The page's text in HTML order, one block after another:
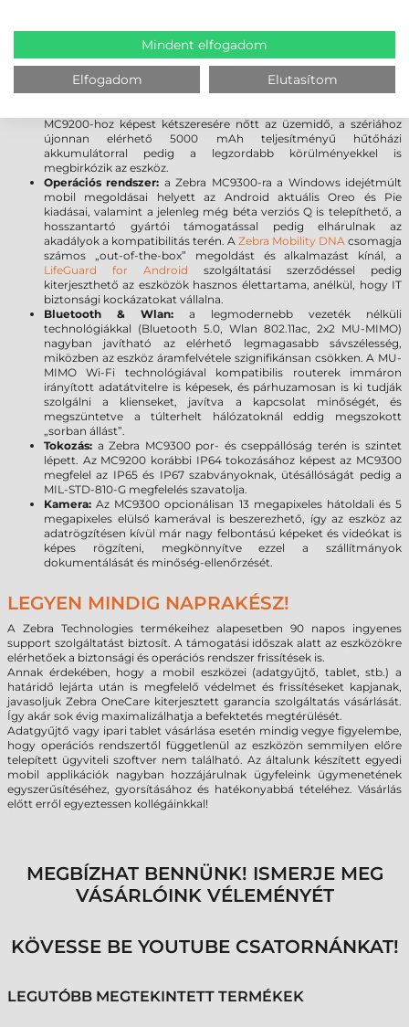
a szkenner ablak tartósságát, továbbá meggátolja a karcolások
kialakulását. A sérülésekre gyakorlatilag érzéketlen üveg törés
vagy karcolódás nélkül ellenáll a leggyakoribb leejtéseknek.
Akkumulátor:A 7000 mAh PowerPrecision+ akkumulátor a
kategória legnagyobb kapacitásával és kiemelkedő üzemidővel
MC9200-hoz képest kétszeresére nőtt az üzemidő, a szériához
újonnan elérhető 5000 mAh teljesítményű hűtőházi
akkumulátorral pedig a legzordabb körülményekkel is
megbirkózik az eszköz.
Operációs rendszer: a Zebra MC9300-ra a Windows idejétmúlt
mobil megoldásai helyett az Android aktuális Oreo és Pie
kiadásai, valamint a jelenleg még béta verziós Q is telepíthető, a
hosszantartó gyártói támogatással pedig elhárulnak az
akadályok a kompatibilitás terén. A Zebra Mobility DNA csomagja
számos „out-of-the-box” megoldást és alkalmazást kínál, a
LifeGuard for Android szolgáltatási szerződéssel pedig
kiterjeszthető az eszközök hasznos élettartama, anélkül, hogy IT
biztonsági kockázatokat vállalna.
Bluetooth & Wlan: a legmodernebb vezeték nélküli
technológiákkal (Bluetooth 5.0, Wlan 802.11ac, 2x2 MU-MIMO)
nagyban javítható az elérhető legmagasabb sávszélesség,
miközben az eszköz áramfelvétele szignifikánsan csökken. A MU-
MIMO Wi-Fi technológiával kompatibilis routerek immáron
irányított adatátvitelre is képesek, és párhuzamosan is ki tudják
szolgálni a klienseket, javítva a kapcsolat minőségét, és
megszüntetve a túlterhelt hálózatoknál eddig megszokott
„sorban állást”.
Tokozás: a Zebra MC9300 por- és cseppállóság terén is szintet
lépett. Az MC9200 korábbi IP64 tokozásához képest az MC9300
megfelel az IP65 és IP67 szabványoknak, ütésállóságát pedig a
MIL-STD-810-G megfelelés szavatolja.
Kamera: Az MC9300 opcionálisan 13 megapixeles hátoldali és 5
megapixeles elülső kamerával is beszerezhető, így az eszköz az
adatrögzítésen kívül már nagy felbontású képeket és videókat is
képes rögzíteni, megkönnyítve ezzel a szállítmányok
dokumentálását és minőség-ellenőrzését.
LEGYEN MINDIG NAPRAKÉSZ!
A Zebra Technologies termékeihez alapesetben 90 napos ingyenes
support szolgáltatást biztosít. A támogatási időszak alatt az eszközökre
elérhetőek a biztonsági és operációs rendszer frissítések is.
Annak érdekében, hogy a mobil eszközei (adatgyűjtő, tablet, stb.) a
határidő lejárta után is megfelelő védelmet és frissítéseket kapjanak,
javasoljuk Zebra OneCare kiterjesztett garancia szolgáltatás vásárlását.
Így akár sok évig maximalizálhatja a befektetés megtérülését.
Adatgyűjtő vagy ipari tablet vásárlása esetén mindig vegye figyelembe,
hogy operációs rendszertől függetlenül az eszközön semmilyen előre
telepített ügyviteli szoftver nem található. Az általunk készített egyedi
mobil applikációk nagyban hozzájárulnak ügyfeleink ügymenetének
egyszerűsítéséhez, gyorsításához és hatékonyabbá tételéhez. Vásárlás
előtt erről egyeztessen kollégáinkkal!
MEGBÍZHAT BENNÜNK! ISMERJE MEG
VÁSÁRLÓINK VÉLEMÉNYÉT
KÖVESSE BE YOUTUBE CSATORNÁNKAT!
LEGUTÓBB MEGTEKINTETT TERMÉKEK
Mindent elfogadom
Elfogadom Elutasítom